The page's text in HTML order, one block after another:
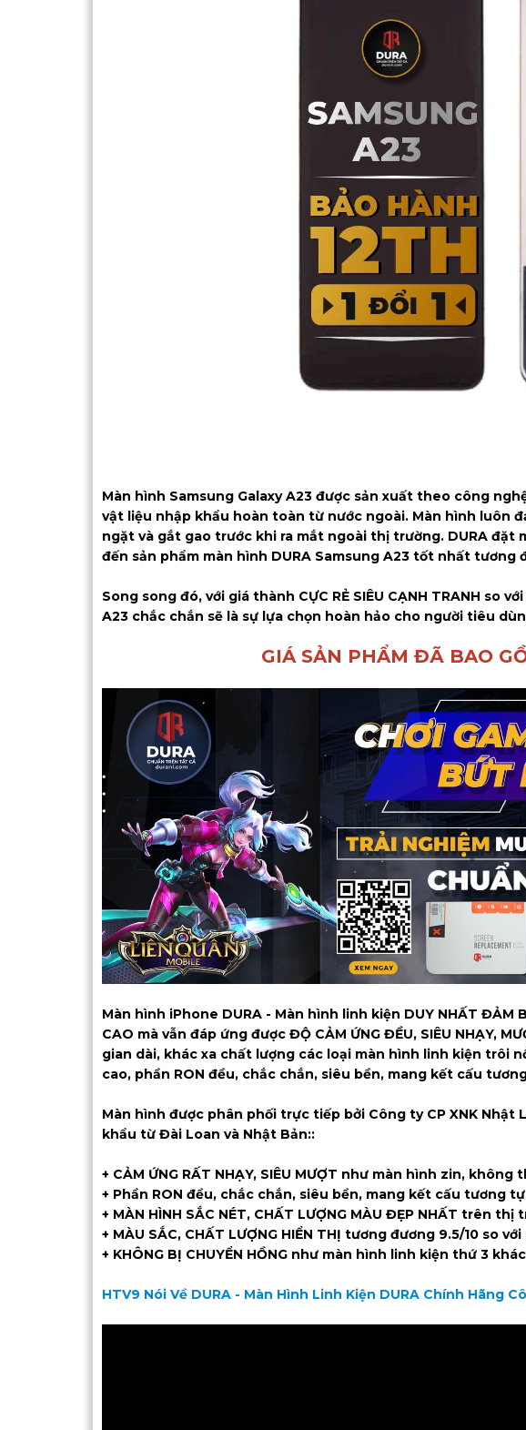
Màn hình Samsung Galaxy A23 được sản xuất theo công
vật liệu nhập khẩu hoàn toàn từ nước ngoài. Màn hình luôn
ngặt và gắt gao trước khi ra mắt ngoài thị trường. DURA đặt
đến sản phẩm màn hình DURA Samsung A23 tốt nhất tương
Song song đó, với giá thành CỰC RẺ SIÊU CẠNH TRANH so
A23 chắc chắn sẽ là sự lựa chọn hoàn hảo cho người tiêu
GIÁ SẢN PHẨM ĐÃ BAO
Màn hình iPhone DURA - Màn hình linh kiện DUY NHẤT ĐẢM
CAO mà vẫn đáp ứng được ĐỘ CẢM ỨNG ĐỀU, SIÊU NHẠY,
gian dài, khác xa chất lượng các loại màn hình linh kiện trôi
cao, phần RON đều, chắc chắn, siêu bền, mang kết cấu
Màn hình được phân phối trực tiếp bởi Công ty CP XNK
khẩu từ Đài Loan và Nhật Bản::
+ CẢM ỨNG RẤT NHẠY, SIÊU MƯỢT như màn hình zin,
+ Phần RON đều, chắc chắn, siêu bền, mang kết cấu tương
+ MÀN HÌNH SẮC NÉT, CHẤT LƯỢNG MÀU ĐẸP NHẤT trên thị
+ MÀU SẮC, CHẤT LƯỢNG HIỂN THỊ tương đương 9.5/10 so
+ KHÔNG BỊ CHUYỂN HỒNG như màn hình linh kiện thứ 3 khác
HTV9 Nói Về DURA - Màn Hình Linh Kiện DURA Chính Hãng